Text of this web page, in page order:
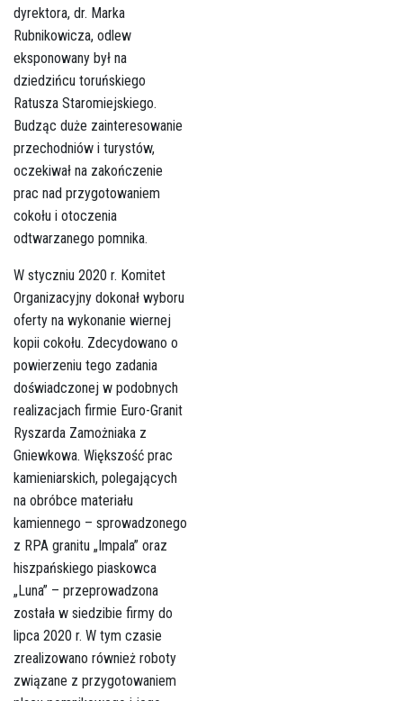
dyrektora, dr. Marka
Rubnikowicza, odlew
eksponowany był na
dziedzińcu toruńskiego
Ratusza Staromiejskiego.
Budząc duże zainteresowanie
przechodniów i turystów,
oczekiwał na zakończenie
prac nad przygotowaniem
cokołu i otoczenia
odtwarzanego pomnika.
W styczniu 2020 r. Komitet
Organizacyjny dokonał wyboru
oferty na wykonanie wiernej
kopii cokołu. Zdecydowano o
powierzeniu tego zadania
doświadczonej w podobnych
realizacjach firmie Euro-Granit
Ryszarda Zamożniaka z
Gniewkowa. Większość prac
kamieniarskich, polegających
na obróbce materiału
kamiennego – sprowadzonego
z RPA granitu „Impala” oraz
hiszpańskiego piaskowca
„Luna” – przeprowadzona
została w siedzibie firmy do
lipca 2020 r. W tym czasie
zrealizowano również roboty
związane z przygotowaniem